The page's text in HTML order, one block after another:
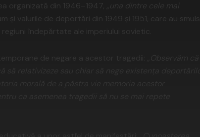
organizată din 1946–1947,
„una dintre cele mai
și valurile de deportări din 1949 și 1951, care au smuls
îndepărtate ale imperiului sovietic.